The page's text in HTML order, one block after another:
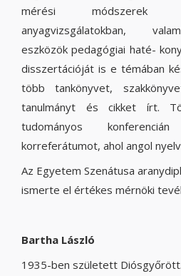
mérési módszerek
anyagvizsgálatokban,
eszközök pedagógiai haté-
disszertációját is e témában
több tankönyvet,
tanulmányt és cikket írt.
tudományos
korreferátumot, ahol angol
Az Egyetem Szenátusa
ismerte el értékes mérnöki
Bartha László
1935-ben született Diósgyőrött.